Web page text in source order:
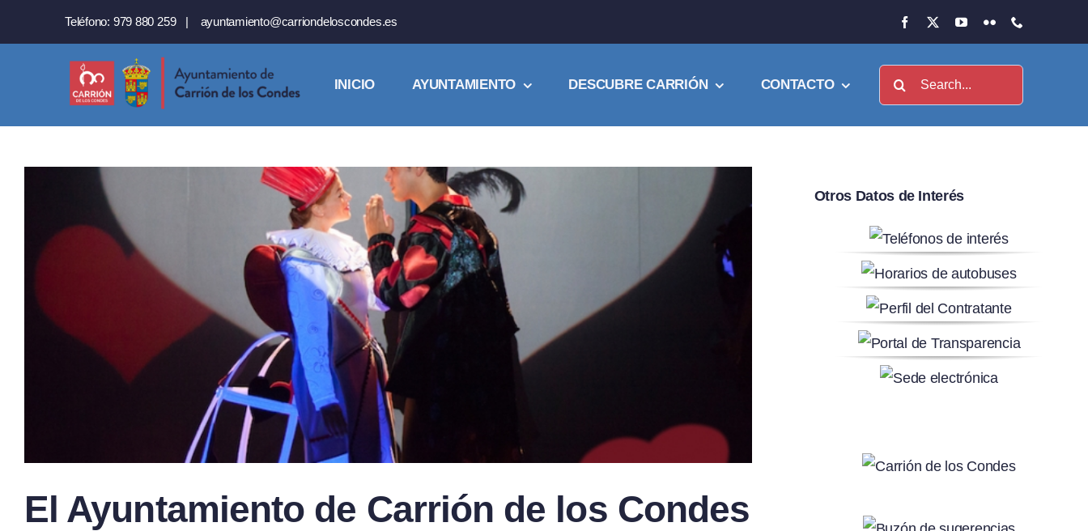
Teléfono: 979 880 259 | ayuntamiento@carriondeloscondes.es
INICIO AYUNTAMIENTO DESCUBRE CARRIÓN CONTACTO Buscar:
El Ayuntamiento de Carrión de los Condes
Otros Datos de Interés